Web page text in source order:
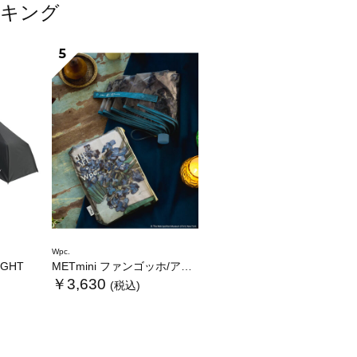
ング
5
Wpc.
METmini ファンゴッホ/アイリス
￥3,630 (税込)